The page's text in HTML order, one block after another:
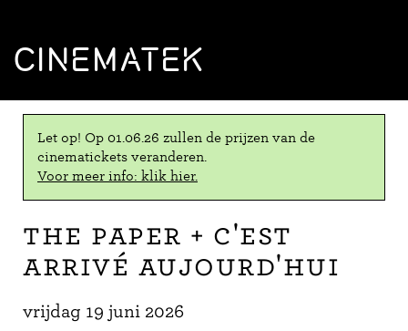
CINEMATEK
Let op! Op 01.06.26 zullen de prijzen van de
cinematickets veranderen.
Voor meer info: klik hier.
The Paper + C'est
arrivé aujourd'hui
vrijdag 19 juni 2026